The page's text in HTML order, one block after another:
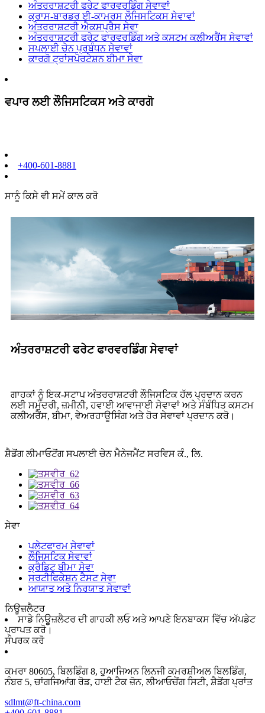
ਅੰਤਰਰਾਸ਼ਟਰੀ ਫਰੇਟ ਫਾਰਵਰਡਿੰਗ ਸੇਵਾਵਾਂ
ਕ੍ਰਾਸ-ਬਾਰਡਰ ਈ-ਕਾਮਰਸ ਲੌਜਿਸਟਿਕਸ ਸੇਵਾਵਾਂ
ਅੰਤਰਰਾਸ਼ਟਰੀ ਐਕਸਪ੍ਰੈਸ ਸੇਵਾ
ਅੰਤਰਰਾਸ਼ਟਰੀ ਫਰੇਟ ਫਾਰਵਰਡਿੰਗ ਅਤੇ ਕਸਟਮ ਕਲੀਅਰੈਂਸ ਸੇਵਾਵਾਂ
ਸਪਲਾਈ ਚੇਨ ਪ੍ਰਬੰਧਨ ਸੇਵਾਵਾਂ
ਕਾਰਗੋ ਟ੍ਰਾਂਸਪੋਰਟੇਸ਼ਨ ਬੀਮਾ ਸੇਵਾ
ਵਪਾਰ ਲਈ ਲੌਜਿਸਟਿਕਸ ਅਤੇ ਕਾਰਗੋ
+400-601-8881
ਸਾਨੂੰ ਕਿਸੇ ਵੀ ਸਮੇਂ ਕਾਲ ਕਰੋ
ਅੰਤਰਰਾਸ਼ਟਰੀ ਫਰੇਟ ਫਾਰਵਰਡਿੰਗ ਸੇਵਾਵਾਂ
ਗਾਹਕਾਂ ਨੂੰ ਇਕ-ਸਟਾਪ ਅੰਤਰਰਾਸ਼ਟਰੀ ਲੌਜਿਸਟਿਕ ਹੱਲ ਪ੍ਰਦਾਨ ਕਰਨ
ਲਈ ਸਮੁੰਦਰੀ, ਜ਼ਮੀਨੀ, ਹਵਾਈ ਆਵਾਜਾਈ ਸੇਵਾਵਾਂ ਅਤੇ ਸੰਬੰਧਿਤ ਕਸਟਮ
ਕਲੀਅਰੈਂਸ, ਬੀਮਾ, ਵੇਅਰਹਾਊਸਿੰਗ ਅਤੇ ਹੋਰ ਸੇਵਾਵਾਂ ਪ੍ਰਦਾਨ ਕਰੋ।
ਸ਼ੈਡੋਂਗ ਲੀਮਾਓਟੋਂਗ ਸਪਲਾਈ ਚੇਨ ਮੈਨੇਜਮੈਂਟ ਸਰਵਿਸ ਕੰ., ਲਿ.
ਸੇਵਾ
ਪਲੇਟਫਾਰਮ ਸੇਵਾਵਾਂ
ਲੌਜਿਸਟਿਕ ਸੇਵਾਵਾਂ
ਕ੍ਰੈਡਿਟ ਬੀਮਾ ਸੇਵਾ
ਸਰਟੀਫਿਕੇਸ਼ਨ ਟੈਸਟ ਸੇਵਾ
ਆਯਾਤ ਅਤੇ ਨਿਰਯਾਤ ਸੇਵਾਵਾਂ
ਨਿਊਜ਼ਲੈਟਰ
ਸਾਡੇ ਨਿਊਜ਼ਲੈਟਰ ਦੀ ਗਾਹਕੀ ਲਓ ਅਤੇ ਆਪਣੇ ਇਨਬਾਕਸ ਵਿੱਚ ਅੱਪਡੇਟ
ਪ੍ਰਾਪਤ ਕਰੋ।
ਸੰਪਰਕ ਕਰੋ
ਕਮਰਾ 80605, ਬਿਲਡਿੰਗ 8, ਹੁਆਜਿਅਨ ਲਿਨਜੀ ਕਮਰਸ਼ੀਅਲ ਬਿਲਡਿੰਗ,
ਨੰਬਰ 5, ਚਾਂਗਜਿਆਂਗ ਰੋਡ, ਹਾਈ ਟੈਕ ਜ਼ੋਨ, ਲੀਆਓਚੇਂਗ ਸਿਟੀ, ਸ਼ੈਡੋਂਗ ਪ੍ਰਾਂਤ
sdlmt@ft-china.com